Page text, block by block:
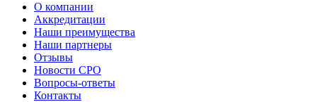
О компании
Аккредитации
Наши преимущества
Наши партнеры
Отзывы
Новости СРО
Вопросы-ответы
Контакты